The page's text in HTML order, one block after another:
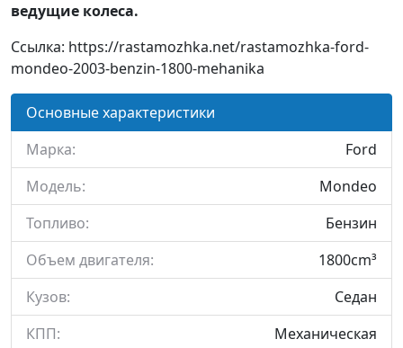
ведущие колеса.
Ссылка: https://rastamozhka.net/rastamozhka-ford-
mondeo-2003-benzin-1800-mehanika
Основные характеристики
Марка:
Ford
Модель:
Mondeo
Топливо:
Бензин
Объем двигателя:
1800cm³
Кузов:
Седан
КПП:
Механическая